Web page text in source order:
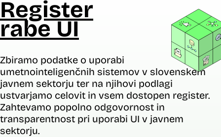
Register
rabe UI
Zbiramo podatke o uporabi
umetnointeligenčnih sistemov v slovenskem
javnem sektorju ter na njihovi podlagi
ustvarjamo celovit in vsem dostopen register.
Zahtevamo popolno odgovornost in
transparentnost pri uporabi UI v javnem
sektorju.